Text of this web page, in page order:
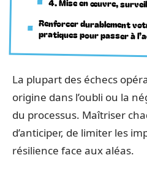
4. Mise en œuvre,
Renforcer durablement
pratiques pour passer à
La plupart des échecs
origine dans l’oubli ou la
du processus. Maîtriser
d’anticiper, de limiter les
résilience face aux aléas.